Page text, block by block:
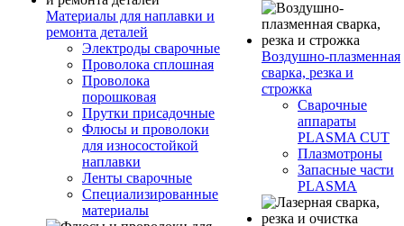
Материалы для наплавки и
ремонта деталей
Электроды сварочные
Проволока сплошная
Проволока
порошковая
Прутки присадочные
Флюсы и проволоки
для износостойкой
наплавки
Ленты сварочные
Специализированные
материалы
Воздушно-плазменная
сварка, резка и
строжка
Сварочные
аппараты
PLASMA CUT
Плазмотроны
Запасные части
PLASMA